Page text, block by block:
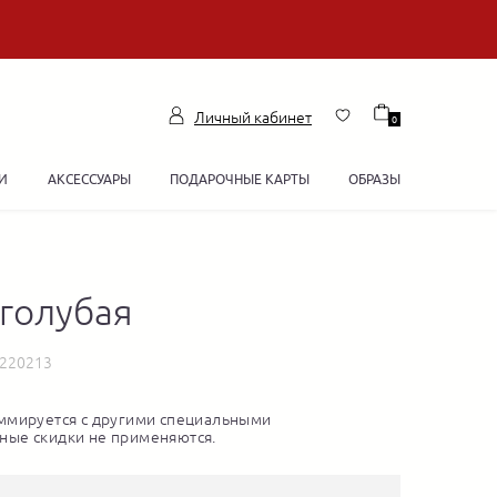
Личный кабинет 0
АКСЕССУАРЫ ПОДАРОЧНЫЕ КАРТЫ ОБРАЗЫ
с другими специальными
скидки не применяются.